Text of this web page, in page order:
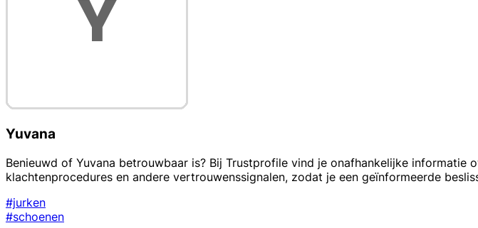
Yuvana
Benieuwd of Yuvana betrouwbaar is? Bij Trustprofile vind je onafhankelijke
klachtenprocedures en andere vertrouwenssignalen, zodat je een geïnformeerde
#jurken
#schoenen